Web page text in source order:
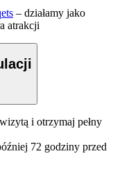
– działamy jako
atrakcji
i otrzymaj pełny
72 godziny przed